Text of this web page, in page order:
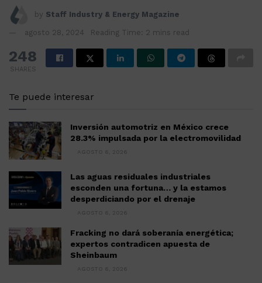
by Staff Industry & Energy Magazine
agosto 28, 2024 Reading Time: 2 mins read
248
SHARES
Te puede interesar
Inversión automotriz en México crece
28.3% impulsada por la electromovilidad
AGOSTO 6, 2026
Las aguas residuales industriales
esconden una fortuna… y la estamos
desperdiciando por el drenaje
AGOSTO 6, 2026
Fracking no dará soberanía energética;
expertos contradicen apuesta de
Sheinbaum
AGOSTO 6, 2026